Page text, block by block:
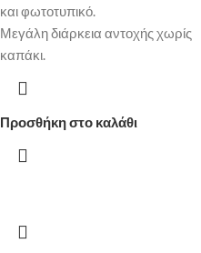
και φωτοτυπικό.
Μεγάλη διάρκεια αντοχής χωρίς
καπάκι.
Προσθήκη στο καλάθι